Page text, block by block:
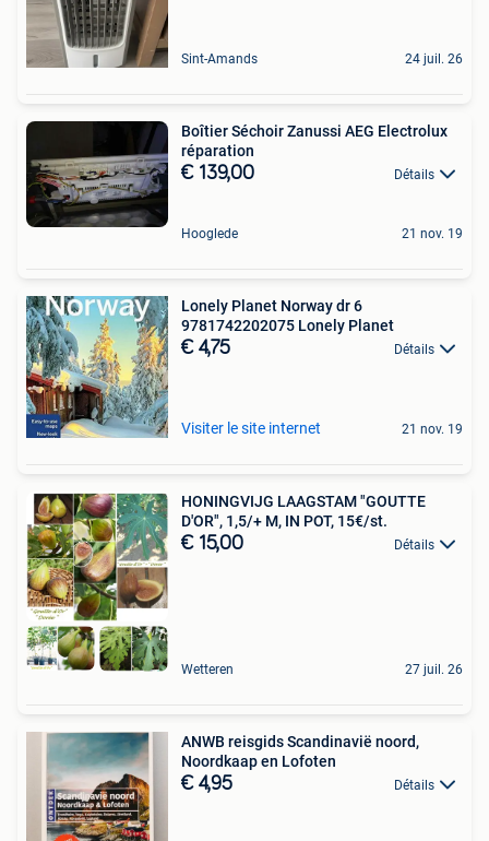
Sint-Amands 24 juil. 26
Boîtier Séchoir Zanussi AEG Electrolux
réparation
€ 139,00 Détails
Hooglede 21 nov. 19
Lonely Planet Norway dr 6
9781742202075 Lonely Planet
€ 4,75 Détails
Visiter le site internet 21 nov. 19
HONINGVIJG LAAGSTAM "GOUTTE
D'OR", 1,5/+ M, IN POT, 15€/st.
€ 15,00 Détails
Wetteren 27 juil. 26
ANWB reisgids Scandinavië noord,
Noordkaap en Lofoten
€ 4,95 Détails